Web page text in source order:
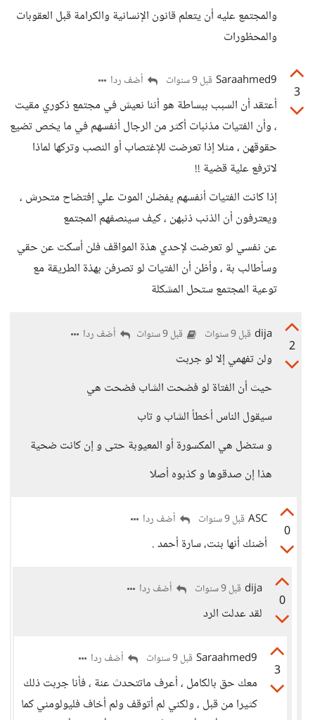
والمجتمع عليه أن يتعلم قانون الإنسانية والكرامة قبل العقوبات
والمحظورات
3
Saraahmed9 قبل 9 سنوات أضف ردا
أعتقد أن السبب ببساطة هو أننا نعيش في مجتمع ذكوري مقيت
، وأن الفتيات مذنبات أكثر من الرجال أنفسهم في ما يخص تضيع
حقوقهن ، مثلا إذا تعرضت للإغتصاب أو النصب وتركها لماذا
لاترفع علية قضية !!
إذا كانت الفتيات أنفسهم يفضلن الموت علي إفتضاح متحرش ،
ويعترفون أن الذنب ذنبهن ، كيف سينصفهم المجتمع
عن نفسي لو تعرضت لإحدي هذة المواقف فلن أسكت عن حقي
وسأطالب بة ، وأظن أن الفتيات لو تصرفن بهذة الطريقة مع
توعية المجتمع ستحل المشكلة
2
dija قبل 9 سنوات قبل 9 سنوات أضف ردا
ولن تفهمي إلا لو جربت
حيث أن الفتاة لو فضحت الشاب فضحت هي
سيقول الناس أخطأ الشاب و تاب
و ستضل هي المكسورة أو المعيوبة حتى و إن كانت ضحية
هذا إن صدقوها و كذبوه أصلا
0
ASC قبل 9 سنوات أضف ردا
أضنك أنها بنت، سارة أحمد .
0
dija قبل 9 سنوات أضف ردا
لقد عدلت الرد
3
Saraahmed9 قبل 9 سنوات أضف ردا
معك حق بالكامل ، أعرف ماتتحدث عنة ، فأنا جربت ذلك
كثيرا من قبل ، ولكني لم أتوقف ولم أخاف فليولومني كما